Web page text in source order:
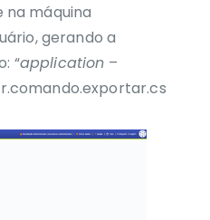
máquina
gerando a
“application –